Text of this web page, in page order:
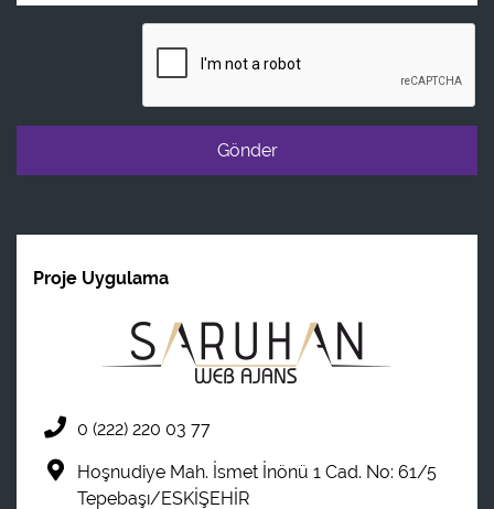
Proje Uygulama
0 (222) 220 03 77
Hoşnudiye Mah. İsmet İnönü 1 Cad. No: 61/5
Tepebaşı/ESKİŞEHİR